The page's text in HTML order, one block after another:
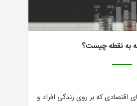
به نقطه چیست؟
که بر روی زندگی افراد و